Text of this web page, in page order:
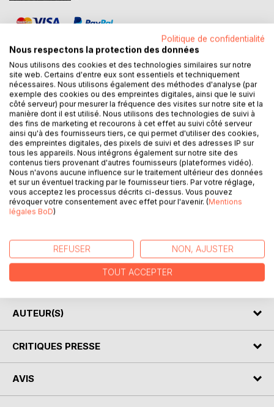
DESCRIPTION
Ce recueil de poèmes reprend plusieurs textes déjà
publiés dans un livre déjà paru chez BoD: Toutes mes
fleurs et mes épines. Mais soyez rassurés, il propose aussi
plusieurs textes originaux.
En tant qu'auteur, ce me semblait être une bonne idée que
de présenter ces anciens et ces nouveaux textes
focalisés sur la réalité des enfants de partout dans le
motivations, leurs défis, leurs difficultés, leurs réussites,
leurs déceptions, leurs espérances aussi.
Luc A. Granger
AUTEUR(S)
CRITIQUES PRESSE
AVIS
Politique de confidentialité
Nous respectons la protection des données
Nous utilisons des cookies et des technologies similaires sur notre
site web. Certains d'entre eux sont essentiels et techniquement
nécessaires. Nous utilisons également des méthodes d'analyse (par
exemple des cookies ou des empreintes digitales, ainsi que le suivi
côté serveur) pour mesurer la fréquence des visites sur notre site et la
manière dont il est utilisé. Nous utilisons des technologies de suivi à
des fins de marketing et recourons à cet effet au suivi côté serveur
ainsi qu'à des fournisseurs tiers, ce qui permet d'utiliser des cookies,
des empreintes digitales, des pixels de suivi et des adresses IP sur
tous les appareils. Nous intégrons également sur notre site des
contenus tiers provenant d'autres fournisseurs (plateformes vidéo).
Nous n'avons aucune influence sur le traitement ultérieur des données
et sur un éventuel tracking par le fournisseur tiers. Par votre réglage,
vous acceptez les processus décrits ci-dessus. Vous pouvez
révoquer votre consentement avec effet pour l'avenir. (Mentions
légales BoD)
REFUSER NON, AJUSTER
TOUT ACCEPTER